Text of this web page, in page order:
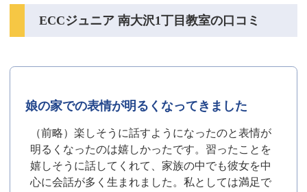
ECCジュニア 南大沢1丁目教室の口コミ
娘の家での表情が明るくなってきました
（前略）楽しそうに話すようになったのと表情が
明るくなったのは嬉しかったです。習ったことを
嬉しそうに話してくれて、家族の中でも彼女を中
心に会話が多く生まれました。私としては満足で